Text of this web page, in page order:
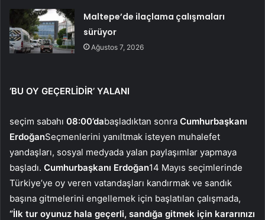
Maltepe’de ilaçlama çalışmaları
sürüyor
Ağustos 7, 2026
‘BU OY GEÇERLİDİR’ YALANI
seçim sabahı 08:00’dabaşladıktan sonra Cumhurbaşkanı
ErdoğanSeçmenlerini yanıltmak isteyen muhalefet
yandaşları, sosyal medyada yalan paylaşımlar yapmaya
başladı. Cumhurbaşkanı Erdoğan14 Mayıs seçimlerinde
Türkiye’ye oy veren vatandaşları kandırmak ve sandık
başına gitmelerini engellemek için başlatılan çalışmada,
“İlk tur oyunuz hala geçerli, sandığa gitmek için kararınızı